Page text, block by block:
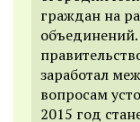
граждан на
заработал
вопросам
2015 год